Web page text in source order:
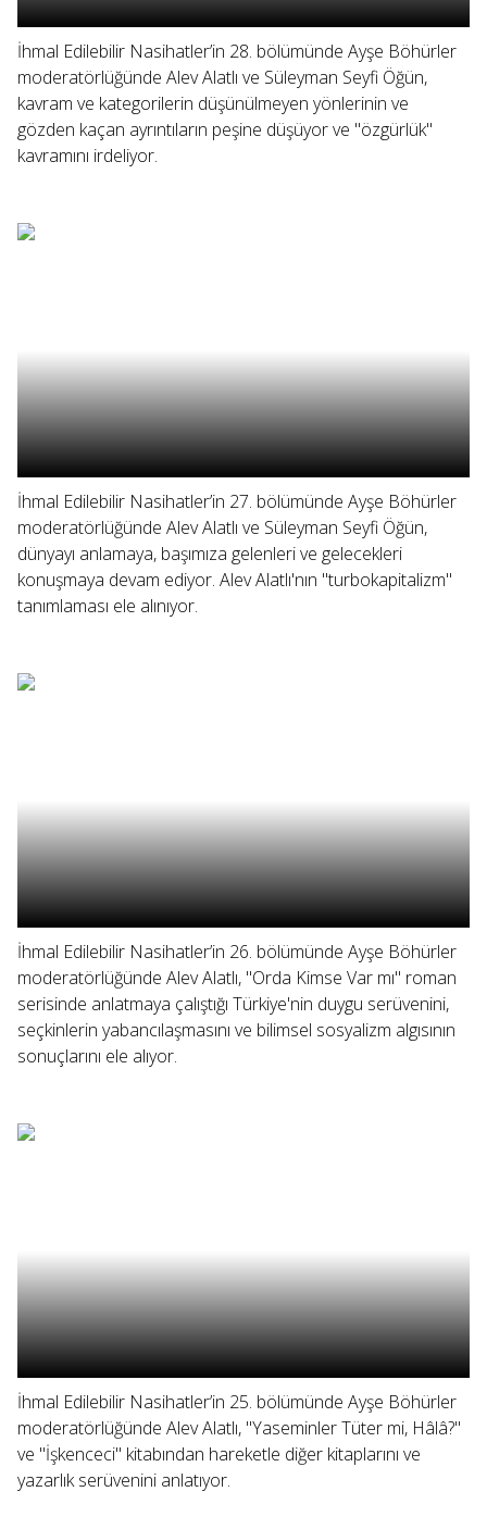
İhmal Edilebilir Nasihatler’in 28. bölümünde Ayşe Böhürler
moderatörlüğünde Alev Alatlı ve Süleyman Seyfi Öğün,
kavram ve kategorilerin düşünülmeyen yönlerinin ve
gözden kaçan ayrıntıların peşine düşüyor ve "özgürlük"
kavramını irdeliyor.
İhmal Edilebilir Nasihatler’in 27. bölümünde Ayşe Böhürler
moderatörlüğünde Alev Alatlı ve Süleyman Seyfi Öğün,
dünyayı anlamaya, başımıza gelenleri ve gelecekleri
konuşmaya devam ediyor. Alev Alatlı'nın "turbokapitalizm"
tanımlaması ele alınıyor.
İhmal Edilebilir Nasihatler’in 26. bölümünde Ayşe Böhürler
moderatörlüğünde Alev Alatlı, "Orda Kimse Var mı" roman
serisinde anlatmaya çalıştığı Türkiye'nin duygu serüvenini,
seçkinlerin yabancılaşmasını ve bilimsel sosyalizm algısının
sonuçlarını ele alıyor.
İhmal Edilebilir Nasihatler’in 25. bölümünde Ayşe Böhürler
moderatörlüğünde Alev Alatlı, "Yaseminler Tüter mi, Hâlâ?"
ve "İşkenceci" kitabından hareketle diğer kitaplarını ve
yazarlık serüvenini anlatıyor.